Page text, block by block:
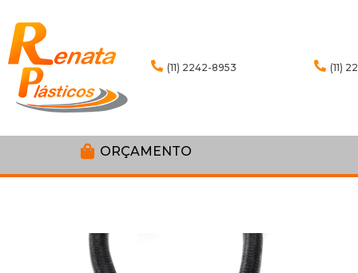
(11) 2242-8953 (11)
ORÇAMENTO